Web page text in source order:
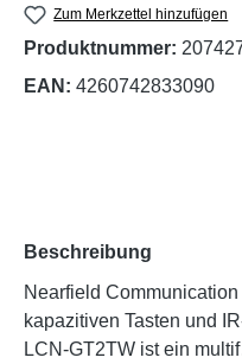
Zum Merkzettel hinzufügen
Produktnummer:
EAN: 4260742833090
Beschreibung
Nearfield
kapazitiven Tasten und
LCN-GT2TW ist ein